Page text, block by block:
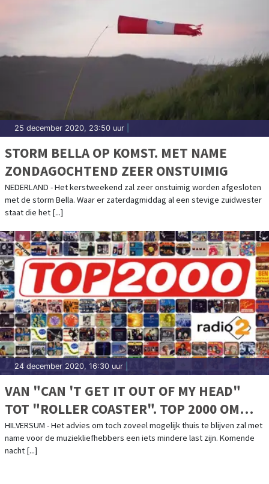
25 december 2020, 23:50 uur
STORM BELLA OP KOMST. MET NAME
ZONDAGOCHTEND ZEER ONSTUIMIG
NEDERLAND - Het kerstweekend zal zeer onstuimig worden afgesloten
met de storm Bella. Waar er zaterdagmiddag al een stevige zuidwester
staat die het [...]
24 december 2020, 16:30 uur
VAN "CAN 'T GET IT OUT OF MY HEAD"
TOT "ROLLER COASTER". TOP 2000 OM
MIDDERNACHT VAN START
HILVERSUM - Het advies om toch zoveel mogelijk thuis te blijven zal met
name voor de muziekliefhebbers een iets mindere last zijn. Komende
nacht [...]